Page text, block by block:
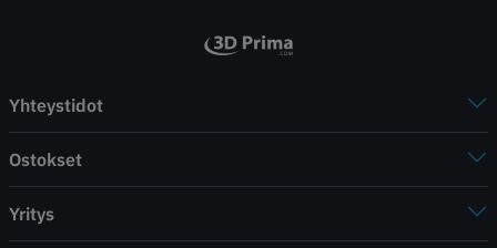
Yhteystidot
Ostokset
Yritys